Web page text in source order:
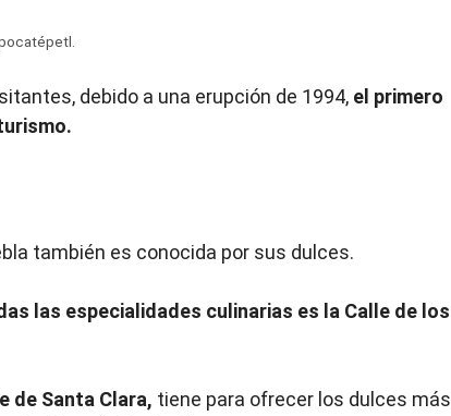
debido a una erupción de 1994, el primero
también es conocida por sus dulces.
las especialidades culinarias es la Calle de los
de Santa Clara, tiene para ofrecer los dulces más